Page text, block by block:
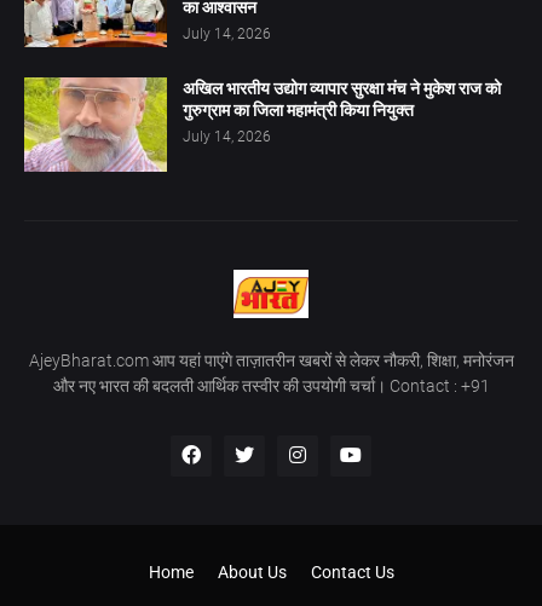
का आश्वासन
July 14, 2026
अखिल भारतीय उद्योग व्यापार सुरक्षा मंच ने मुकेश राज को
गुरुग्राम का जिला महामंत्री किया नियुक्त
July 14, 2026
AjeyBharat.com आप यहां पाएंगे ताज़ातरीन खबरों से लेकर नौकरी, शिक्षा, मनोरंजन
और नए भारत की बदलती आर्थिक तस्वीर की उपयोगी चर्चा। Contact : +91
Home About Us Contact Us